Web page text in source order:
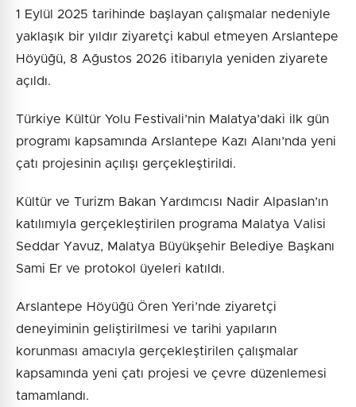
1 Eylül 2025 tarihinde başlayan çalışmalar nedeniyle
yaklaşık bir yıldır ziyaretçi kabul etmeyen Arslantepe
Höyüğü, 8 Ağustos 2026 itibarıyla yeniden ziyarete
açıldı.
Türkiye Kültür Yolu Festivali’nin Malatya’daki ilk gün
programı kapsamında Arslantepe Kazı Alanı’nda yeni
çatı projesinin açılışı gerçekleştirildi.
Kültür ve Turizm Bakan Yardımcısı Nadir Alpaslan’ın
katılımıyla gerçekleştirilen programa Malatya Valisi
Seddar Yavuz, Malatya Büyükşehir Belediye Başkanı
Sami Er ve protokol üyeleri katıldı.
Arslantepe Höyüğü Ören Yeri’nde ziyaretçi
deneyiminin geliştirilmesi ve tarihi yapıların
korunması amacıyla gerçekleştirilen çalışmalar
kapsamında yeni çatı projesi ve çevre düzenlemesi
tamamlandı.